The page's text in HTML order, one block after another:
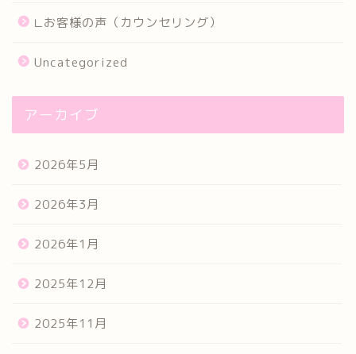
∟お客様の声（カウンセリング）
Uncategorized
アーカイブ
2026年5月
2026年3月
2026年1月
2025年12月
2025年11月